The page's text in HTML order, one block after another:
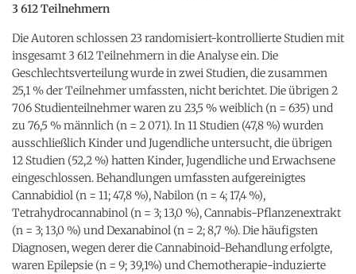
3 612 Teilnehmern
Die Autoren schlossen 23 randomisiert-kontrollierte Studien mit
insgesamt 3 612 Teilnehmern in die Analyse ein. Die
Geschlechtsverteilung wurde in zwei Studien, die zusammen
25,1 % der Teilnehmer umfassten, nicht berichtet. Die übrigen 2
706 Studienteilnehmer waren zu 23,5 % weiblich (n = 635) und
zu 76,5 % männlich (n = 2 071). In 11 Studien (47,8 %) wurden
ausschließlich Kinder und Jugendliche untersucht, die übrigen
12 Studien (52,2 %) hatten Kinder, Jugendliche und Erwachsene
eingeschlossen. Behandlungen umfassten aufgereinigtes
Cannabidiol (n = 11; 47,8 %), Nabilon (n = 4; 17,4 %),
Tetrahydrocannabinol (n = 3; 13,0 %), Cannabis-Pflanzenextrakt
(n = 3; 13,0 %) und Dexanabinol (n = 2; 8,7 %). Die häufigsten
Diagnosen, wegen derer die Cannabinoid-Behandlung erfolgte,
waren Epilepsie (n = 9; 39,1%) und Chemotherapie-induzierte